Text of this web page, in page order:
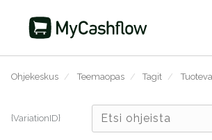
Ohjekeskus / Teemaopas / Tagit /
{VariationID}